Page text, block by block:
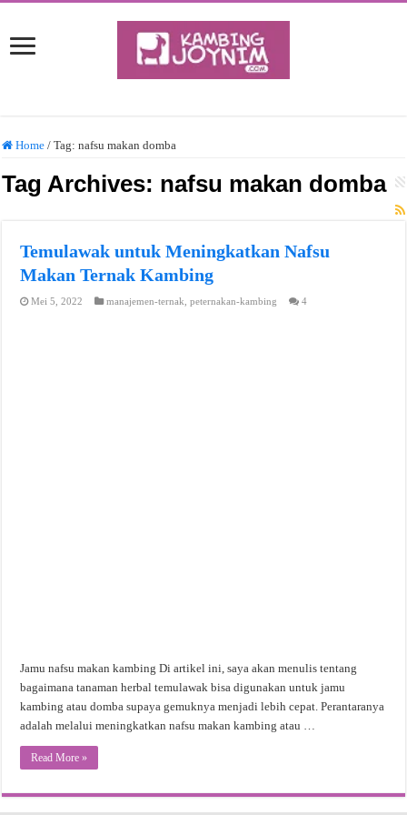
Home / Tag:nafsu makan domba
Tag Archives: nafsu makan domba
Temulawak untuk Meningkatkan Nafsu
Makan Ternak Kambing
Mei 5, 2022 manajemen-ternak ,peternakan-kambing 4
Jamu nafsu makan kambing Di artikel ini, saya akan menulis tentang
bagaimana tanaman herbal temulawak bisa digunakan untuk jamu
kambing atau domba supaya gemuknya menjadi lebih cepat. Perantaranya
adalah melalui meningkatkan nafsu makan kambing atau …
Read More »